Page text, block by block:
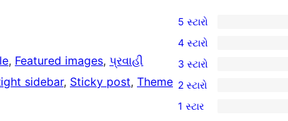
, Featured images, પ્રવાહી
sidebar, Sticky post, Theme
1
5-
સ્ટાર
સમીક્ષા
5 સ્ટારો
1
4-
સ્ટાર
સમીક્ષા
4 સ્ટારો
1
3-
સ્ટાર
3 સ્ટારો
0
2-
2 સ્ટારો
0
1 સ્ટાર